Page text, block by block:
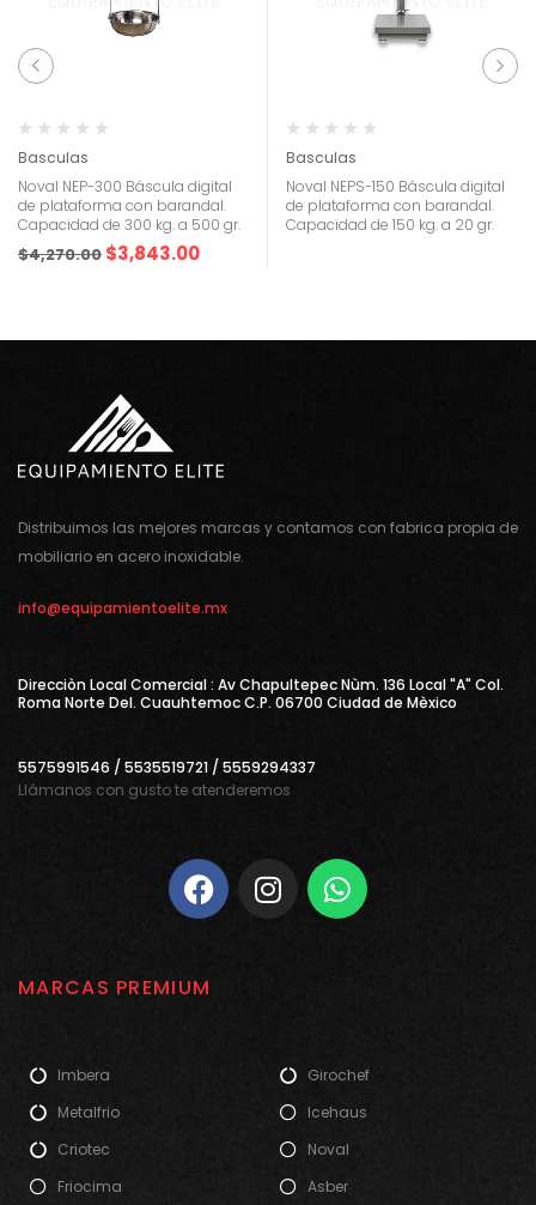
Basculas
Noval NEP-300 Báscula digital
de plataforma con barandal.
Capacidad de 300 kg. a 500 gr.
$4,270.00 $3,843.00
Basculas
Noval NEPS-150 Báscula digital
de plataforma con barandal.
Capacidad de 150 kg. a 20 gr.
Distribuimos las mejores marcas y contamos con fabrica propia de
mobiliario en acero inoxidable.
info@equipamientoelite.mx
Direcciòn Local Comercial : Av Chapultepec Nùm. 136 Local "A" Col.
Roma Norte Del. Cuauhtemoc C.P. 06700 Ciudad de Mèxico
5575991546 / 5535519721 / 5559294337
Llámanos con gusto te atenderemos
MARCAS PREMIUM
Imbera
Metalfrio
Criotec
Friocima
Girochef
Icehaus
Noval
Asber